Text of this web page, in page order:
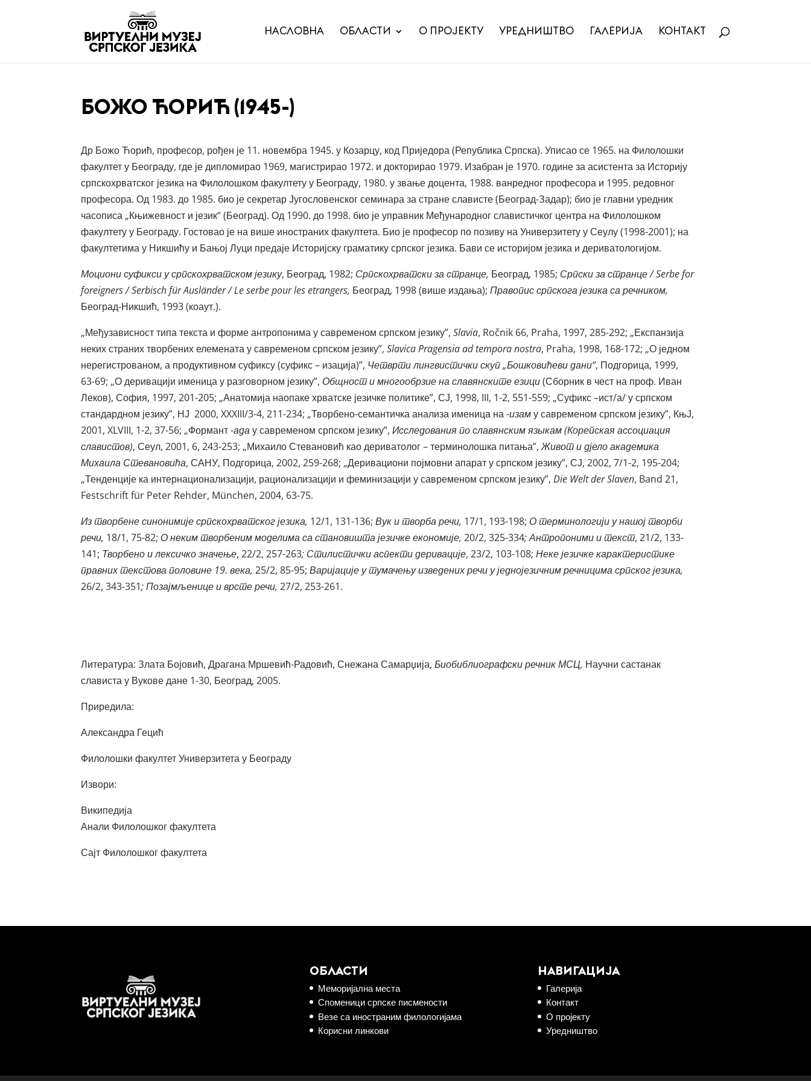
НАСЛОВНА ОБЛАСТИ О ПРОЈЕКТУ УРЕДНИШТВО ГАЛЕРИЈА КОНТАКТ
БОЖО ЋОРИЋ (1945-)
Др Божо Ћорић, професор, рођен је 11. новембра 1945. у Козарцу, код Приједора (Република Српска). Уписао се 1965. на Филолошки
факултет у Београду, где је дипломирао 1969, магистрирао 1972. и докторирао 1979. Изабран је 1970. године за асистента за Историју
српскохрватског језика на Филолошком факултету у Београду, 1980. у звање доцента, 1988. ванредног професора и 1995. редовног
професора. Од 1983. до 1985. био је секретар Југословенског семинара за стране слависте (Београд-Задар); био је главни уредник
часописа „Књижевност и језик“ (Београд). Од 1990. до 1998. био је управник Међународног славистичког центра на Филолошком
факултету у Београду. Гостовао је на више иностраних факултета. Био је професор по позиву на Универзитету у Сеулу (1998-2001); на
факултетима у Никшићу и Бањој Луци предаје Историјску граматику српског језика. Бави се историјом језика и дериватологијом.
Моциони суфикси у српскохрватском језику, Београд, 1982; Српскохрватски за странце, Београд, 1985; Српски за странце /Serbe for
foreigners/Serbisch fürAusländer/Le serbe pourles etrangers, Београд, 1998 (више издања); Правопис српскога језика са речником,
Београд-Никшић, 1993 (коаут.).
„Међузависност типа текста и форме антропонима у савременом српском језику”,Slavia, Ročnik 66, Praha, 1997, 285-292; „Експанзија
неких страних творбених елемената у савременом српском језику”,Slavica Pragensia ad tempora nostra, Praha, 1998, 168-172; „О једном
нерегистрованом, а продуктивном суфиксу (суфикс – изација)”, Четврти лингвистички скуп „Бошковићеви дани“, Подгорица, 1999,
63-69; „О деривацији именица у разговорном језику”, Общност и многообрзие на славянските езици(Сборник в чест на проф. Иван
Леков), София, 1997, 201-205; „Анатомија наопаке хрватске језичке политике”, СЈ, 1998, III, 1-2, 551-559; „Суфикс –ист/а/ у српском
стандардном језику”, НЈ 2000, XXXIII/3-4, 211-234; „Творбено-семантичка анализа именица на-изаму савременом српском језику”, КњЈ,
2001, XLVIII, 1-2, 37-56; „Формант-адау савременом српском језику”,Исследования по славянским языкам (Корейская ассоциация
славистов), Сеул, 2001, 6, 243-253; „Михаило Стевановић као дериватолог – терминолошка питања”,Живот и дјело академика
Михаила Стевановића, САНУ, Подгорица, 2002, 259-268; „Деривациони појмовни апарат у српском језику”, СЈ, 2002, 7/1-2, 195-204;
„Тенденције ка интернационализацији, рационализацији и феминизацији у савременом српском језику”,Die Welt der Slaven, Band 21,
Festschrift für Peter Rehder, München, 2004, 63-75.
Из творбене синонимије српскохрватског језика, 12/1, 131-136;Вук и творба речи, 17/1, 193-198; О терминологији у нашој творби
речи, 18/1, 75-82; О неким творбеним моделима са становишта језичке економије,20/2, 325-334; Антропоними и текст, 21/2, 133-
141; Творбено и лексичко значење, 22/2, 257-263; Стилистички аспекти деривације, 23/2, 103-108;Неке језичке карактеристике
правних текстова половине 19. века, 25/2, 85-95;Варијације у тумачењу изведених речи у једнојезичним речницима српског језика,
26/2, 343-351; Позајмљенице и врсте речи, 27/2, 253-261.
Литература: Злата Бојовић, Драгана Мршевић-Радовић, Снежана Самарџија,Биобиблиографски речник МСЦ, Научни састанак
слависта у Вукове дане 1-30, Београд, 2005.
Приредила:
Александра Гецић
Филолошки факултет Универзитета у Београду
Извори:
Википедија
Анали Филолошког факултета
Сајт Филолошког факултета
ОБЛАСТИ
Меморијална места
Споменици српске писмености
Везе са иностраним филологијама
Корисни линкови
НАВИГАЦИЈА
Галерија
Контакт
О пројекту
Уредништво